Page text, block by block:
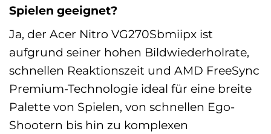
Spielen geeignet?
Ja, der Acer Nitro VG270Sbmiipx ist
aufgrund seiner hohen Bildwiederholrate,
schnellen Reaktionszeit und AMD FreeSync
Premium-Technologie ideal für eine breite
Palette von Spielen, von schnellen Ego-
Shootern bis hin zu komplexen